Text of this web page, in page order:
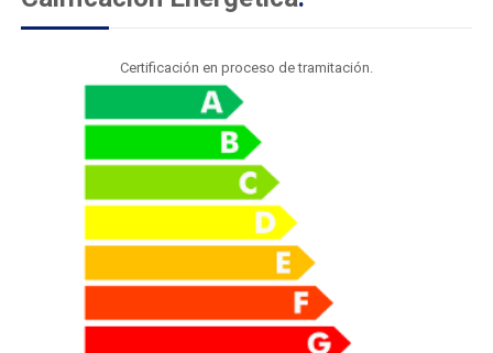
Certificación en proceso de tramitación.